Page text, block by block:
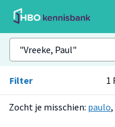
Filter 1
Zocht je misschien: paulo,